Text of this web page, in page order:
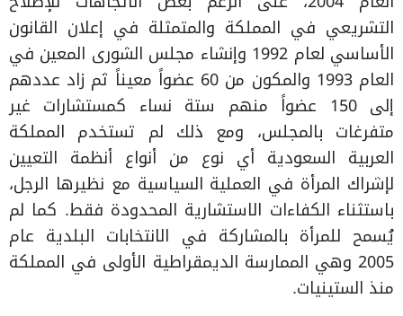
التشريعي في المملكة والمتمثلة في إعلان القانون
الأساسي لعام 1992 وإنشاء مجلس الشورى المعين في
العام 1993 والمكون من 60 عضواً معيناً ثم زاد عددهم
إلى 150 عضواً منهم ستة نساء كمستشارات غير
متفرغات بالمجلس، ومع ذلك لم تستخدم المملكة
العربية السعودية أي نوع من أنواع أنظمة التعيين
لإشراك المرأة في العملية السياسية مع نظيرها الرجل،
باستثناء الكفاءات الاستشارية المحدودة فقط. كما لم
يُسمح للمرأة بالمشاركة في الانتخابات البلدية عام
2005 وهي الممارسة الديمقراطية الأولى في المملكة
منذ الستينيات.